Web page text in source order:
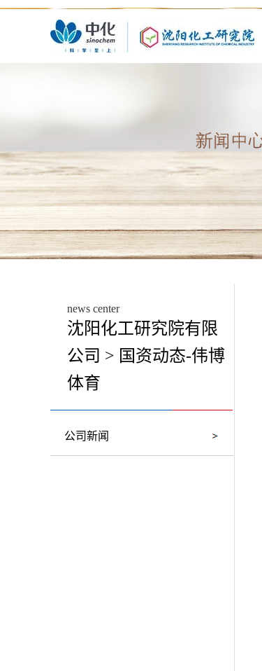
news center
沈阳化工研究院有限
公司 > 国资动态-伟博
体育
公司新闻